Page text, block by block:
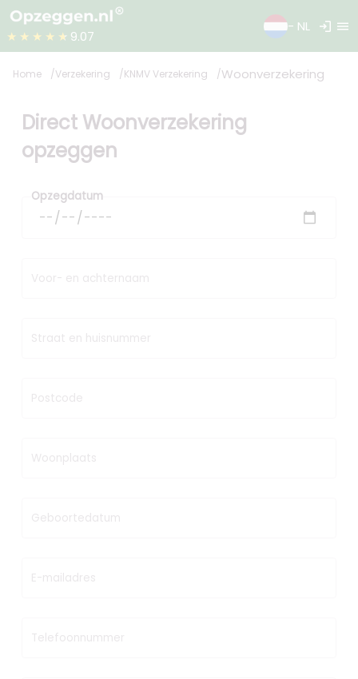
★★★★★ 9.07
- NL login menu
Home Verzekering KNMV Verzekering Woonverzekering
Direct Woonverzekering
opzeggen
Opzegdatum
Voor- en achternaam
Straat en huisnummer
Postcode
Woonplaats
Geboortedatum
E-mailadres
Telefoonnummer